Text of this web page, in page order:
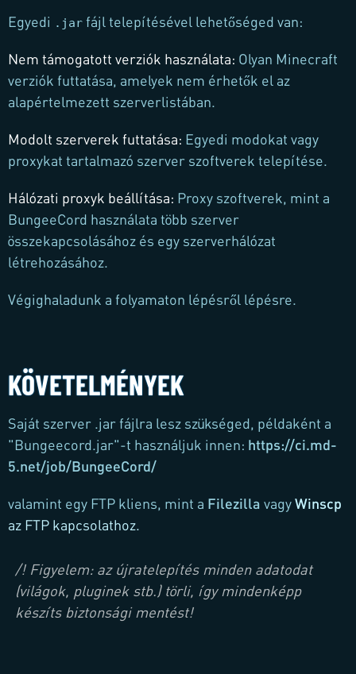
Egyedi .jar fájl telepítésével lehetőséged van:
Nem támogatott verziók használata: Olyan Minecraft
verziók futtatása, amelyek nem érhetők el az
alapértelmezett szerverlistában.
Modolt szerverek futtatása: Egyedi modokat vagy
proxykat tartalmazó szerver szoftverek telepítése.
Hálózati proxyk beállítása: Proxy szoftverek, mint a
BungeeCord használata több szerver
összekapcsolásához és egy szerverhálózat
létrehozásához.
Végighaladunk a folyamaton lépésről lépésre.
KÖVETELMÉNYEK
Saját szerver .jar fájlra lesz szükséged, példaként a
"Bungeecord.jar"-t használjuk innen: https://ci.md-
5.net/job/BungeeCord/
valamint egy FTP kliens, mint a Filezilla vagyWinscp
az FTP kapcsolathoz.
/! Figyelem: az újratelepítés minden adatodat
(világok, pluginek stb.) törli, így mindenképp
készíts biztonsági mentést!